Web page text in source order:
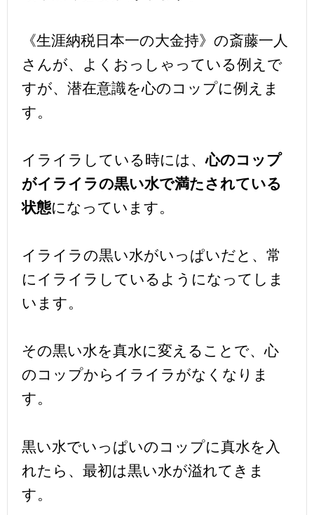
《生涯納税日本一の大金持》の斎藤一人
さんが、よくおっしゃっている例えで
すが、潜在意識を心のコップに例えま
す。
イライラしている時には、心のコップ
がイライラの黒い水で満たされている
状態になっています。
イライラの黒い水がいっぱいだと、常
にイライラしているようになってしま
います。
その黒い水を真水に変えることで、心
のコップからイライラがなくなりま
す。
黒い水でいっぱいのコップに真水を入
れたら、最初は黒い水が溢れてきま
す。